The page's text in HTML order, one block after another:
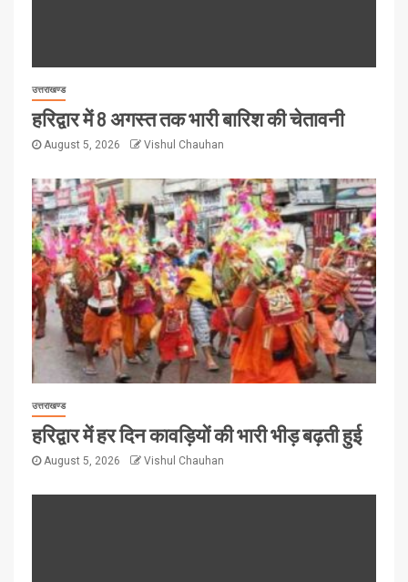
उत्तराखण्ड
हरिद्वार में 8 अगस्त तक भारी बारिश की चेतावनी
August 5, 2026 Vishul Chauhan
उत्तराखण्ड
हरिद्वार में हर दिन कावड़ियों की भारी भीड़ बढ़ती हुई
August 5, 2026 Vishul Chauhan